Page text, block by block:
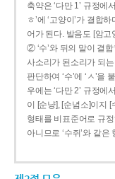
축약은 ‘다만 1’ 규정에
ㅎ’에 ‘고양이’가 결합
어가 된다. 발음도 [암
② ‘수’와 뒤의 말이 결
사소리가 된소리가 되
판단하여 ‘수’에 ‘ㅅ’을
우에는 ‘다만 2’ 규정에
이 [순냥], [순념소]이지 [
형태를 비표준어로 규
아니므로 ‘수쥐’와 같